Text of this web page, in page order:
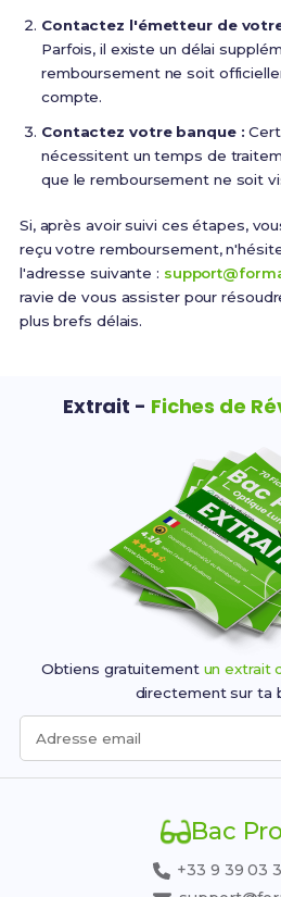
Contactez l'émetteur de
Parfois, il existe un délai
remboursement ne soit
compte.
Contactez votre banque :
nécessitent un temps de
que le remboursement ne soit
Si, après avoir suivi ces étapes,
reçu votre remboursement,
l'adresse suivante :
ravie de vous assister pour
plus brefs délais.
Extrait - Fiches de
Obtiens gratuitement un extrait
directement sur ta
Adresse email
Bac Pro
+33 9 39 03